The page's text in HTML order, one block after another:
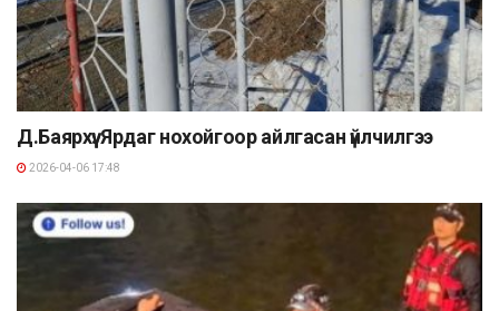
Д.Баярхүү: Ярдаг нохойгоор айлгасан үйлчилгээ
2026-04-06 17:48